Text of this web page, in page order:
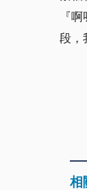
『
段，
相